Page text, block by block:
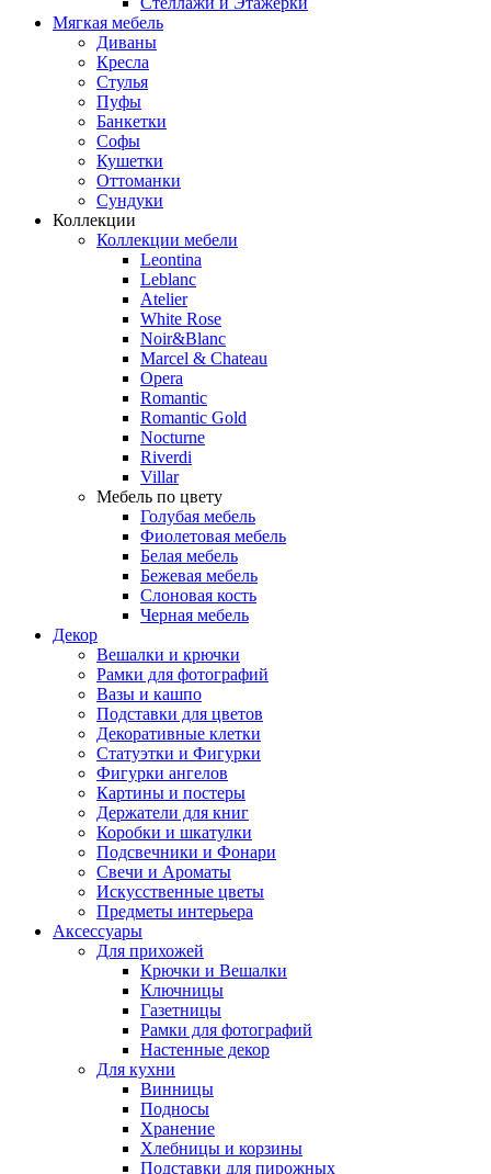
Мягкая мебель
Диваны
Кресла
Стулья
Пуфы
Банкетки
Софы
Кушетки
Оттоманки
Сундуки
Коллекции
Коллекции мебели
Leontina
Leblanc
Аtelier
White Rose
Noir&Blanc
Marcel & Chateau
Opera
Romantic
Romantic Gold
Nocturne
Riverdi
Villar
Мебель по цвету
Голубая мебель
Фиолетовая мебель
Белая мебель
Бежевая мебель
Слоновая кость
Черная мебель
Декор
Вешалки и крючки
Рамки для фотографий
Вазы и кашпо
Подставки для цветов
Декоративные клетки
Статуэтки и Фигурки
Фигурки ангелов
Картины и постеры
Держатели для книг
Коробки и шкатулки
Подсвечники и Фонари
Свечи и Ароматы
Искусственные цветы
Предметы интерьера
Аксессуары
Для прихожей
Крючки и Вешалки
Ключницы
Газетницы
Рамки для фотографий
Настенные декор
Для кухни
Винницы
Подносы
Хранение
Хлебницы и корзины
Подставки для пирожных